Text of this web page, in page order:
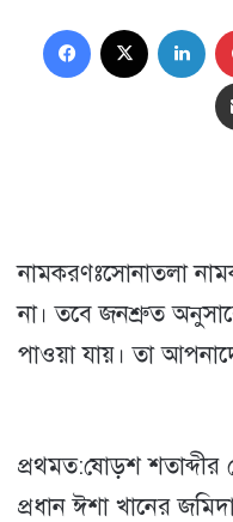
Facebook
নামকরণঃসোনাতলা
না। তবে জনশ্রুত
পাওয়া যায়। তা
প্রথমত:ষোড়শ শতাব্দীর
প্রধান ঈশা খানের